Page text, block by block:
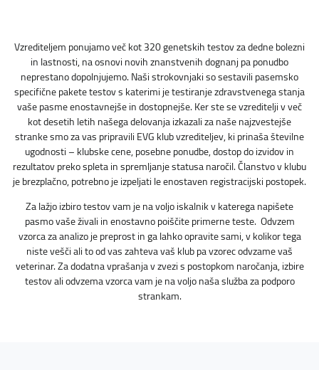
Vzrediteljem ponujamo več kot 320 genetskih testov za dedne bolezni
in lastnosti, na osnovi novih znanstvenih dognanj pa ponudbo
neprestano dopolnjujemo. Naši strokovnjaki so sestavili pasemsko
specifične pakete testov s katerimi je testiranje zdravstvenega stanja
vaše pasme enostavnejše in dostopnejše. Ker ste se vzreditelji v več
kot desetih letih našega delovanja izkazali za naše najzvestejše
stranke smo za vas pripravili EVG klub vzrediteljev, ki prinaša številne
ugodnosti – klubske cene, posebne ponudbe, dostop do izvidov in
rezultatov preko spleta in spremljanje statusa naročil. Članstvo v klubu
je brezplačno, potrebno je izpeljati le enostaven registracijski postopek.
Za lažjo izbiro testov vam je na voljo iskalnik v katerega napišete
pasmo vaše živali in enostavno poiščite primerne teste. Odvzem
vzorca za analizo je preprost in ga lahko opravite sami, v kolikor tega
niste vešči ali to od vas zahteva vaš klub pa vzorec odvzame vaš
veterinar. Za dodatna vprašanja v zvezi s postopkom naročanja, izbire
testov ali odvzema vzorca vam je na voljo naša služba za podporo
strankam.